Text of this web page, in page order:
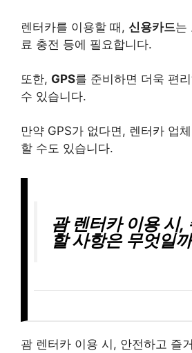
렌터카를 이용할 때, 신용카드는
료 충전 등에 필요합니다.
또한, GPS를 준비하면 더욱 편
수 있습니다.
만약 GPS가 없다면, 렌터카 업
할 수도 있습니다.
괌 렌터카 이용 시,
할 사항은 무엇일
괌 렌터카 이용 시, 안전하고 즐